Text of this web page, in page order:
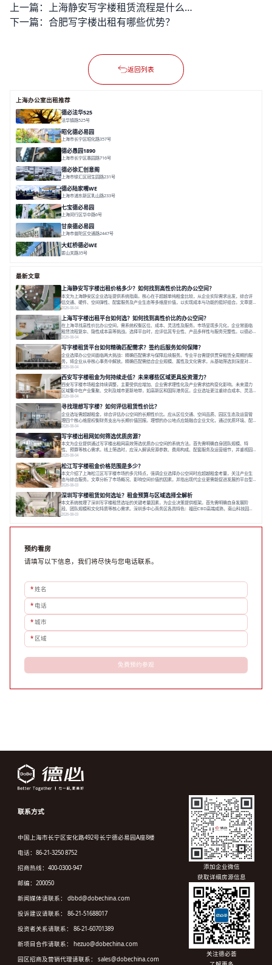
上一篇：
上海静安写字楼租赁流程是什么？
下一篇： 合肥写字楼出租有哪些优势？
返回列表
上海办公室出租推荐
德必法华525
法华镇路525号
昭化德必易园
上海市长宁区昭化路357号
德必愚园1890
上海市长宁区愚园路716号
德必徐汇创意阁
上海市徐汇区冠生园路231号
德必陆家嘴WE
上海市浦东新区乳山路233号
七宝德必易园
上海闵行区华中路6号
甘泉德必易园
上海市普陀区交通路2447号
大虹桥德必WE
娄山关路35号
最新文章
上海静安写字楼出租价格多少？如何找到高性价比的办公空间？
本文为上海静安区企业选址提供系统指南。核心在于超越单纯租金比较，从企业实际需求出发，综合评
估交通、硬件、空间弹性、配套服务及产业生态等多维度价值，以实现成本与功能的挺好组合。文章提
出打破固定工位思维，采用精装灵活空间与共享配套以提升性价比，并通过不同规模企业的实际案例加
以说明。之后指出，专业运营服务商提供的稳定环境、社群活动与产业集聚等增值服务，是很大化空间
价值、助力企业成长的关键。对于许多在
2026-08-04
上海写字楼出租平台如何选？如何找到高性价比的办公空间？
在上海寻找高性价比办公空间，需系统权衡区位、成本、灵活性及服务。市场呈现多元化，企业常面临
租赁流程复杂、隐性成本高等挑战。选择平台时，应评估其专业性、产品多样性与服务完整性。以德必
为例，其提供从空间到生态的解决方案，通过特色园区、灵活产品和丰富配套，满足不同企业需求。企
业应明确自身需求，实地考察，选择能支持长期发展、提升竞争力的办公空间。在上海寻找合适的办公
空间，对于企业行政负责人、中小企业主
2026-08-04
写字楼租赁平台如何精确匹配需求？签约后服务如何保障？
企业选择办公空间面临两大挑战：精确匹配需求与保障后续服务。专业平台需提供贯穿租赁全周期的服
务，将企业从非核心事务中解放。精确匹配需结合企业规模、属性及文化需求，从基础筛选到深度对
接；签约后则需构建覆盖硬件运维、共享配套及专业物业的全周期保障体系。德必集团通过标准化服务
与个性化运营结合，以全国布局和产业生态圈为企业提供稳定支持，体现了从信息撮合到深度服务的能
力转变。在为企业寻找办公空间的过程中，
2026-08-04
西安写字楼租金为何持续走低？未来哪些区域更具投资潜力？
西安写字楼市场租金持续调整，主要受供应增加、企业需求理性化及产业需求结构变化影响。未来潜力
区域集中在产业集聚、交利及城市更新地带，如高新区和国际港务区。企业选址更注重综合成本、灵活
性与员工体验，倾向于提供全包式服务的办公空间。专业运营方通过空间优化与社群服务，助力企业成
长，推动市场向多元化、高性价比方向发展。近年来，西安写字楼市场呈现出租金持续调整的态势，这
一现象引发了的广泛关注。作为西部重要
2026-08-04
寻找理想写字楼？如何评估租赁性价比？
企业选址需超越租金，综合评估办公空间的长期性价比。应从区位交通、空间品质、园区生态及运营管
理四个核心维度权衡财务支出与长期价值回报。理想的办公地点应能融合企业文化，通过优质环境、配
套服务及社群资源赋能业务增长，实现成本与价值的平衡。对于许多正在成长或寻求稳定发展的企业而
言，寻找一处合适的办公空间是一项至关重要的决策。这不仅关系到团队的日常工作效率与协作氛围，
更直接影响着企业的品牌形象、运营成本
2026-08-04
写字楼出租网如何筛选优质房源？
本文为企业提供通过写字楼出租网高效筛选优质办公空间的系统方法。首先需明确自身团队规模、特
性、预算等核心需求。线上筛选时，应深入解读房源参数、费用构成、配套服务及运营细节，并重视园
区产业生态与交通区位价值。同时，需考察运营方的品牌背景与持续服务能力。完成线上初选后，必须
进行线下实地验证，核对空间实景、测试设施、感受园区氛围并确认合同条款，从而做出精确决策。在
数字化时代，写字楼出租网已成为企业寻找
2026-08-04
松江写字楼租金价格范围是多少？
本文介绍了上海松江区写字楼市场的多元特点，强调企业选择办公空间时应超越租金考量，关注产业生
态与综合服务。文章分析了市场概况、影响空间价值的因素，并指出现代企业更需能促进发展的平台型
空间。之后，以德必集团为例，说明运营方如何通过构建服务生态助力企业成长，建议企业系统评估需
求与长期价值，选择匹配的发展载体。对于许多寻求在上海松江区设立或扩展办公空间的企业而言，了
解该区域的写字楼市场概况是决策的首先
2026-08-03
深圳写字楼租赁如何选址？租金预算与区域选择全解析
本文系统梳理了深圳写字楼租赁选址的关键考量因素，为企业决策提供框架。首先需明确自身发展阶
段、团队规模和文化特质等核心需求。深圳多中心商务区各具特色：福田CBD高端成熟，南山科技园创
新活力强，前海具政策优势。除传统写字楼外，创意产业园注重生态与社群，适合文创、科技类企业。
款。选址是综合性战略决策，旨在让办公
2026-08-03
预约看房
请填写以下信息，我们将尽快与您电话联系。
*姓名
* 电话
*城市
* 区域
免费预约参观
联系方式
中国上海市长宁区安化路492号长宁德必易园A座8楼
电话：86-21-3250 8752
招商热线：400-0300-947
邮编：200050
新闻媒体请联系： dbbd@dobechina.com
投诉建议请联系： 86-21-51688017
投资者关系请联系： 86-21-60701389
新项目合作请联系： hezuo@dobechina.com
园区招商及营销代理请联系： sales@dobechina.com
添加企业微信
获取详细房源信息
关注德必荟